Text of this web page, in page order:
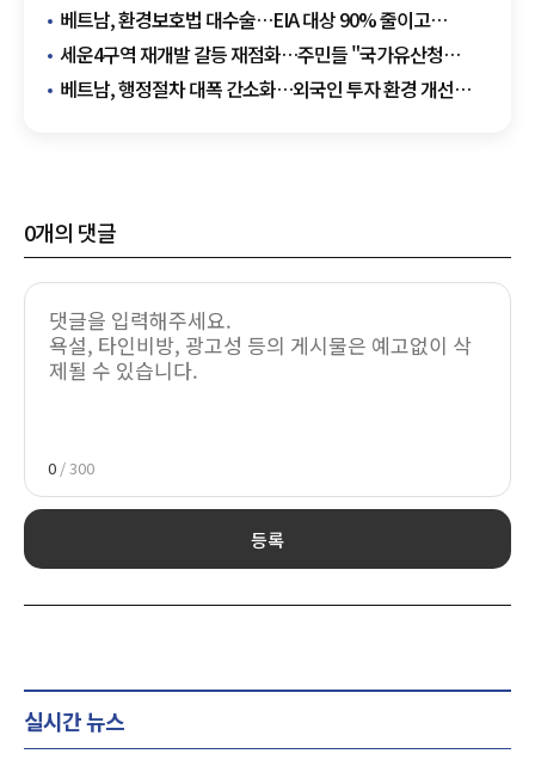
총동원"
베트남, 환경보호법 대수술…EIA 대상 90% 줄이고
행정비용 52% 감축
세운4구역 재개발 갈등 재점화…주민들 "국가유산청
행정폭주" 반발
베트남, 행정절차 대폭 간소화…외국인 투자 환경 개선
0개의 댓글
0 / 300
등록
실시간 뉴스